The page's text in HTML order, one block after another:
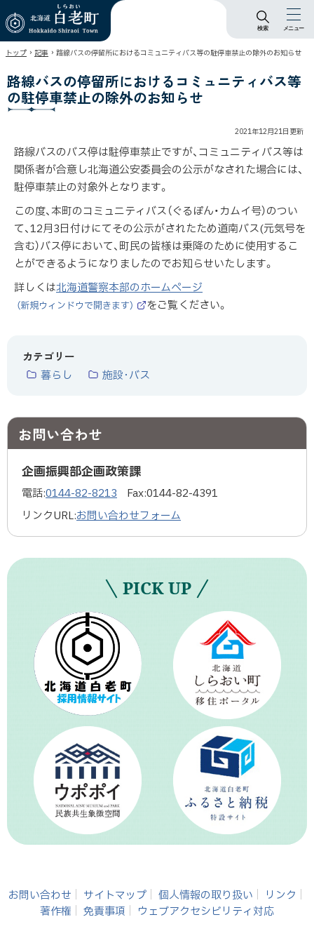
北海道 白老町
Hokkaido Shiraoi
Town
メニュー
検索
トップ › 記事 › 路線バスの停留所におけるコミュニティバス等の駐停車禁止の除外のお知らせ
路線バスの停留所におけるコミュニティバス等
の駐停車禁止の除外のお知らせ
2021年12月21日 更新
路線バスのバス停は駐停車禁止ですが、コミュニティバス等は
関係者が合意し北海道公安委員会の公示がなされた場合には、
駐停車禁止の対象外となります。
この度、本町のコミュニティバス（ぐるぽん・カムイ号）のつい
て、12月3日付けにてその公示がされたため道南バス(元気号を
含む）バス停において、町民の皆様は乗降のために使用するこ
とができるようになりましたのでお知らせいたします。
詳しくは北海道警察本部のホームページ
（新規ウィンドウで開きます）
イ
ト
をご覧ください。
カテゴリー
暮らし 施設･バス
お問い合わせ
企画振興部企画政策課
電話:0144-82-8213 Fax:0144-82-4391
リンクURL:お問い合わせフォーム
PICK UP
お問い合わせ サイトマップ 個人情報の取り扱い
リンク
著作権
免責事項 ウェブアクセシビリティ対応